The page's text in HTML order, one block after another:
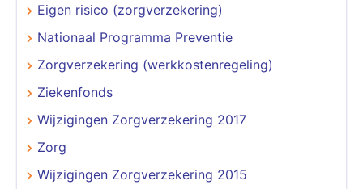
Eigen risico (zorgverzekering)
Nationaal Programma Preventie
Zorgverzekering (werkkostenregeling)
Ziekenfonds
Wijzigingen Zorgverzekering 2017
Zorg
Wijzigingen Zorgverzekering 2015